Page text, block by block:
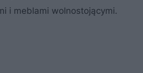
i meblami wolnostojącymi.